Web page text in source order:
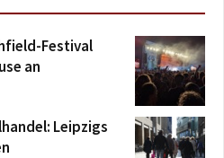
Festival
an
Leipzigs